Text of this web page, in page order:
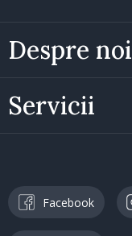
Despre noi
Servicii
Facebook